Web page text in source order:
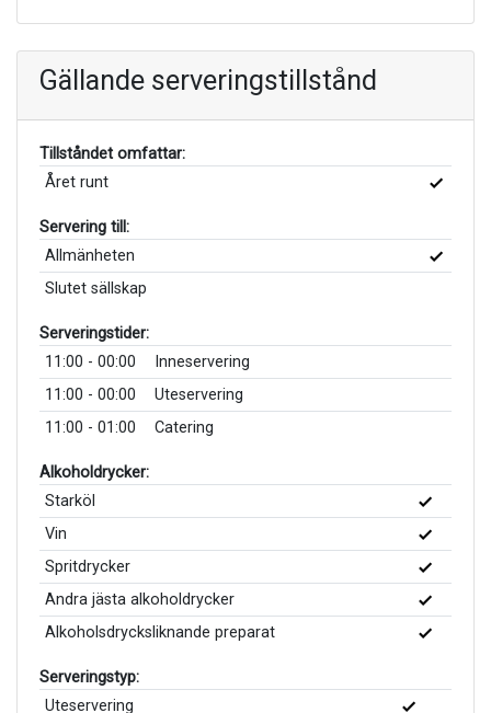
Gällande serveringstillstånd
Tillståndet omfattar:
Året runt
Servering till:
Allmänheten
Slutet sällskap
Serveringstider:
11:00 - 00:00
Inneservering
11:00 - 00:00
Uteservering
11:00 - 01:00
Catering
Alkoholdrycker:
Starköl
Vin
Spritdrycker
Andra jästa alkoholdrycker
Alkoholsdrycksliknande preparat
Serveringstyp:
Uteservering